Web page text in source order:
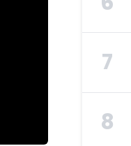
7
8